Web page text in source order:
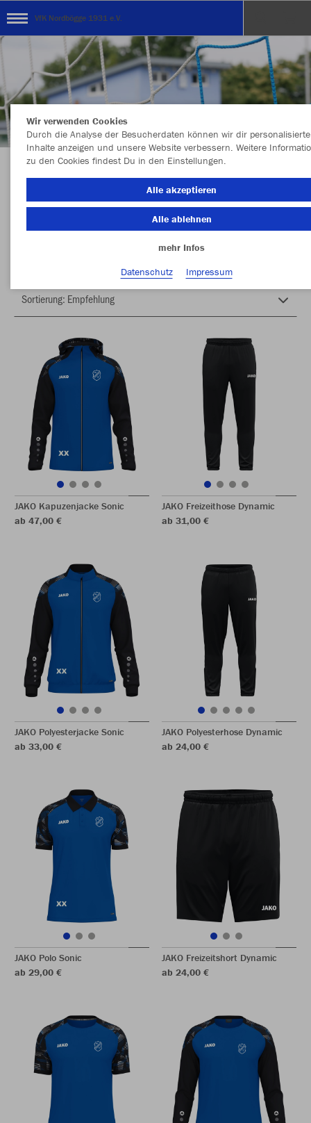
VfK Nordbögge 1931 e.V.
Vereinskollektion 2026/2027
Farbe
JAKO Kapuzenjacke Sonic
ab 47,00 €
JAKO Freizeithose Dynamic
ab 31,00 €
JAKO Polyesterjacke Sonic
ab 33,00 €
JAKO Polyesterhose Dynamic
ab 24,00 €
JAKO Polo Sonic
ab 29,00 €
JAKO Freizeitshort Dynamic
ab 24,00 €
Wir verwenden Cookies
Durch die Analyse der Besucherdaten können wir dir personalisierte
Inhalte anzeigen und unsere Website verbessern. Weitere
zu den Cookies findest Du in den Einstellungen.
Alle akzeptieren
Alle ablehnen
mehr Infos
Datenschutz
Impressum